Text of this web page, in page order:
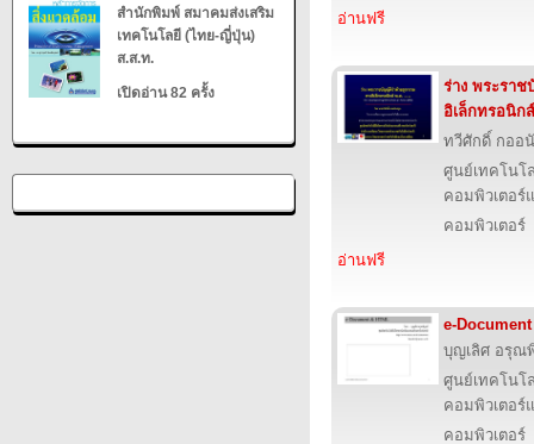
สำนักพิมพ์ สมาคมส่งเสริม
เทคโนโลยี (ไทย-ญี่ปุ่น)
ส.ส.ท.
เปิดอ่าน 82 ครั้ง
อ่านฟรี
ร่าง พระรา
อิเล็กทรอนิกส์
ทวีศักดิ์ กออ
ศูนย์เทคโนโ
คอมพิวเตอร์
คอมพิวเตอร์
อ่านฟรี
e-
บุญเลิศ อรุณ
ศูนย์เทคโนโ
คอมพิวเตอร์
คอมพิวเตอร์